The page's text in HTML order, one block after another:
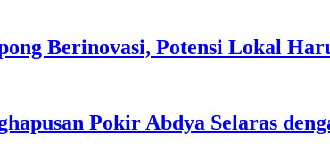
Berinovasi, Potensi Lokal
Pokir Abdya Selaras